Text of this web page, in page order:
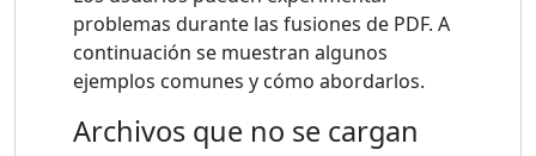
problemas durante las fusiones de PDF. A
continuación se muestran algunos
ejemplos comunes y cómo abordarlos.
Archivos que no se cargan